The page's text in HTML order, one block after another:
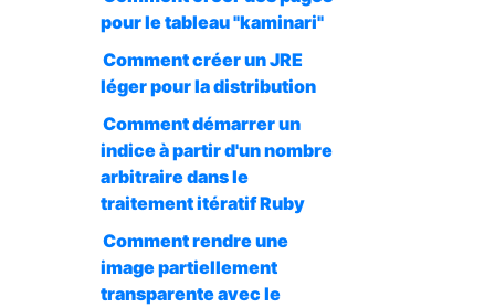
pour le tableau "kaminari"
Comment créer un JRE
léger pour la distribution
Comment démarrer un
indice à partir d'un nombre
arbitraire dans le
traitement itératif Ruby
Comment rendre une
image partiellement
transparente avec le